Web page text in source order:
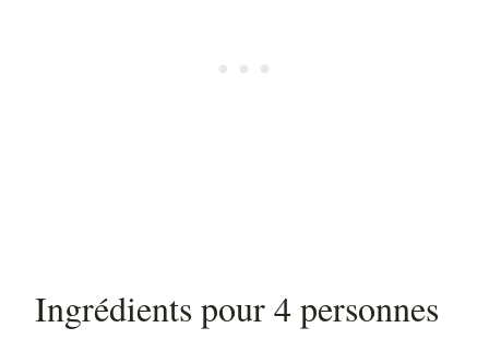
Ingrédients pour 4 personnes